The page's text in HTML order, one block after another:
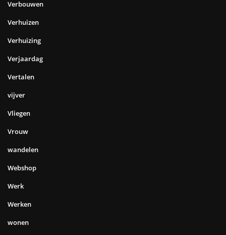
Verbouwen
Verhuizen
Verhuizing
Verjaardag
Vertalen
vijver
Vliegen
Vrouw
wandelen
Webshop
Werk
Werken
wonen